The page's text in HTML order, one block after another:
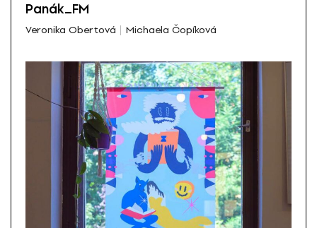
Panák_FM
Veronika Obertová Michaela Čopíková